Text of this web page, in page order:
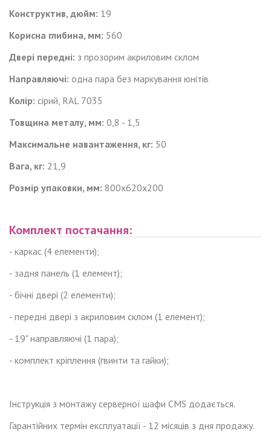
Конструктив, дюйм: 19
Корисна глибина, мм: 560
Двері передні: з прозорим акриловим склом
Направляючі: одна пара без маркування юнітів
Колір: сірий, RAL 7035
Товщина металу, мм: 0,8 - 1,5
Максимальне навантаження, кг: 50
Вага, кг: 21,9
Розмір упаковки, мм: 800х620х200
Комплект постачання:
- каркас (4 елементи);
- задня панель (1 елемент);
- бічні двері (2 елементи);
- передні двері з акриловим склом (1 елемент);
- 19" направляючі (1 пара);
- комплект кріплення (гвинти та гайки);
Інструкція з монтажу серверної шафи CMS додається.
Гарантійних термін експлуатації - 12 місяців з дня продажу.